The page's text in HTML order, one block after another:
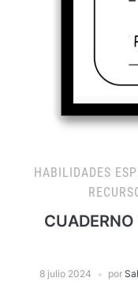
HABILIDADES
8 julio 2024 por